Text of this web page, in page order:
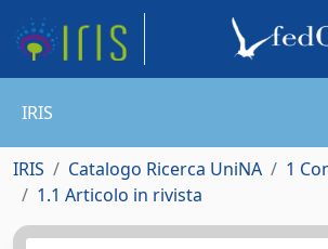
IRIS
IRIS Catalogo Ricerca UniNA
1
1.1 Articolo in rivista